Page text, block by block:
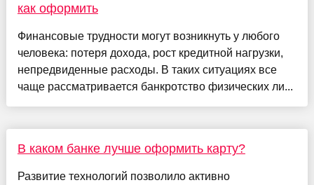
как оформить
Финансовые трудности могут возникнуть у любого
человека: потеря дохода, рост кредитной нагрузки,
непредвиденные расходы. В таких ситуациях все
чаще рассматривается банкротство физических ли...
В каком банке лучше оформить карту?
Развитие технологий позволило активно